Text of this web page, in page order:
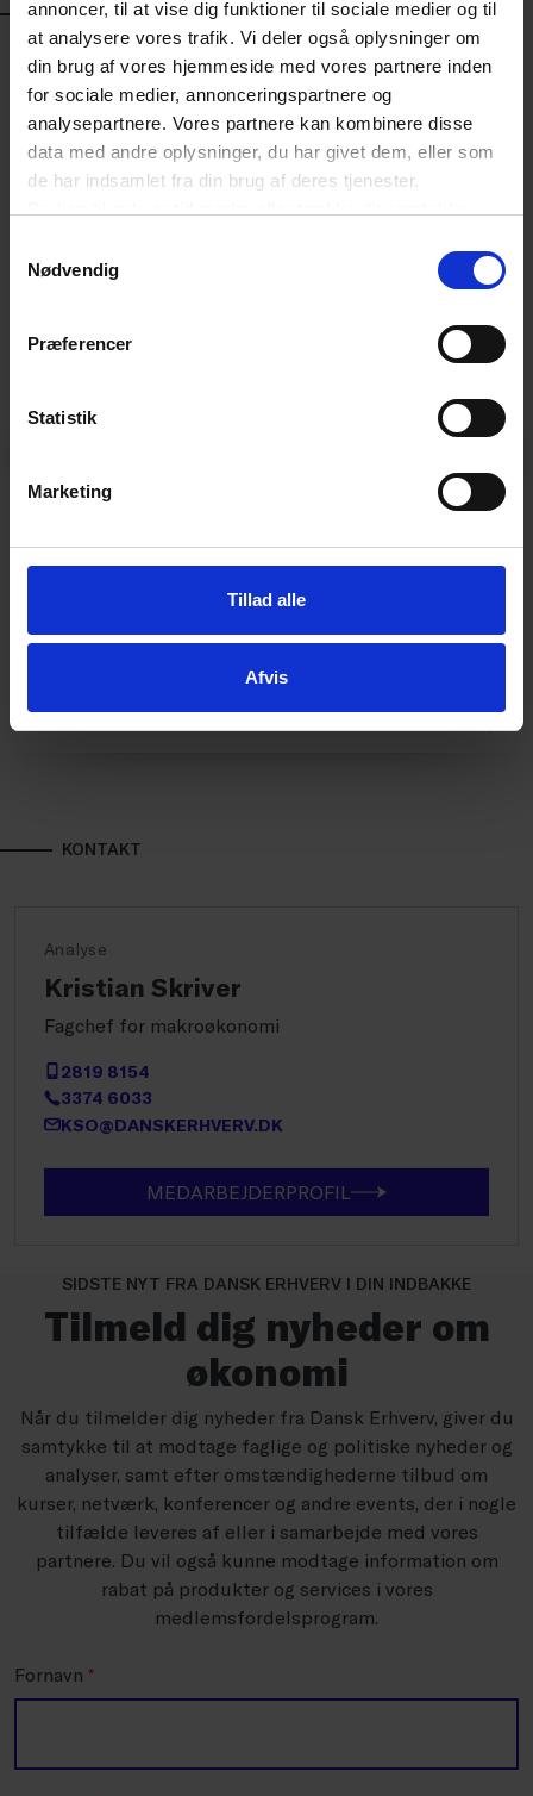
annoncer, til at vise dig funktioner til sociale medier og til
at analysere vores trafik. Vi deler også oplysninger om
din brug af vores hjemmeside med vores partnere inden
for sociale medier, annonceringspartnere og
analysepartnere. Vores partnere kan kombinere disse
data med andre oplysninger, du har givet dem, eller som
de har indsamlet fra din brug af deres tjenester.
hjørne på websitet.
Nødvendig
Præferencer
Statistik
Marketing
Tillad alle
Afvis
ANDRE LÆSER
Nye tal: Mangedobling af USA-told
på importerede varer fra Danmark
toldsatser for import fra Danmark, viser nye tal. På
bare 10 måneder har USA betalt 3,3 mia. kr. i told på
importerede varer fra Danmark, hvilket er mere end
de foregående 9 år tilsammen. ”Det rammer danske
KONTAKT
Analyse
Kristian Skriver
Fagchef for makroøkonomi
2819 8154
3374 6033
KSO@DANSKERHVERV.DK
MEDARBEJDERPROFIL
SIDSTE NYT FRA DANSK ERHVERV I DIN INDBAKKE
Tilmeld dig nyheder om
økonomi
Når du tilmelder dig nyheder fra Dansk Erhverv, giver du
samtykke til at modtage faglige og politiske nyheder og
analyser, samt efter omstændighederne tilbud om
kurser, netværk, konferencer og andre events, der i nogle
tilfælde leveres af eller i samarbejde med vores
partnere. Du vil også kunne modtage information om
rabat på produkter og services i vores
medlemsfordelsprogram.
Fornavn *